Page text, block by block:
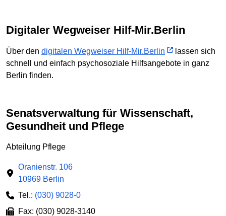
Digitaler Wegweiser Hilf-Mir.Berlin
Über den digitalen Wegweiser Hilf-Mir.Berlin
lassen sich
schnell und einfach psychosoziale Hilfsangebote in ganz
Berlin finden.
Senatsverwaltung für Wissenschaft,
Gesundheit und Pflege
Abteilung Pflege
Oranienstr. 106
10969 Berlin
Tel.: (030) 9028-0
Fax: (030) 9028-3140